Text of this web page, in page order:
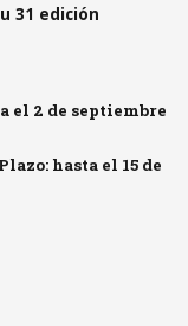
31 edición
el 2 de septiembre
Plazo: hasta el 15 de